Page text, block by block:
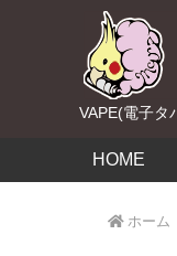
VAPE(電子タ
HOME
ホーム